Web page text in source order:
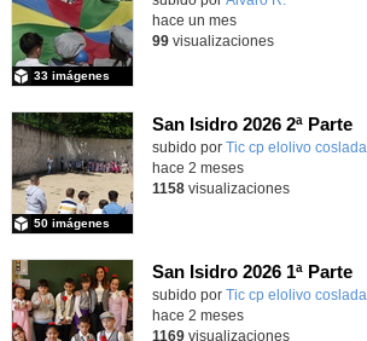
33 imágenes
hace un mes
99visualizaciones
San Isidro 2026 2ª Parte
subido por Tic cp elolivo coslada
50 imágenes
hace 2 meses
1158visualizaciones
San Isidro 2026 1ª Parte
subido por Tic cp elolivo coslada
hace 2 meses
1169visualizaciones